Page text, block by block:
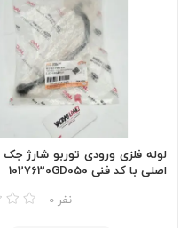
اصلی با کد فنی 1027630GD050
0 نفر